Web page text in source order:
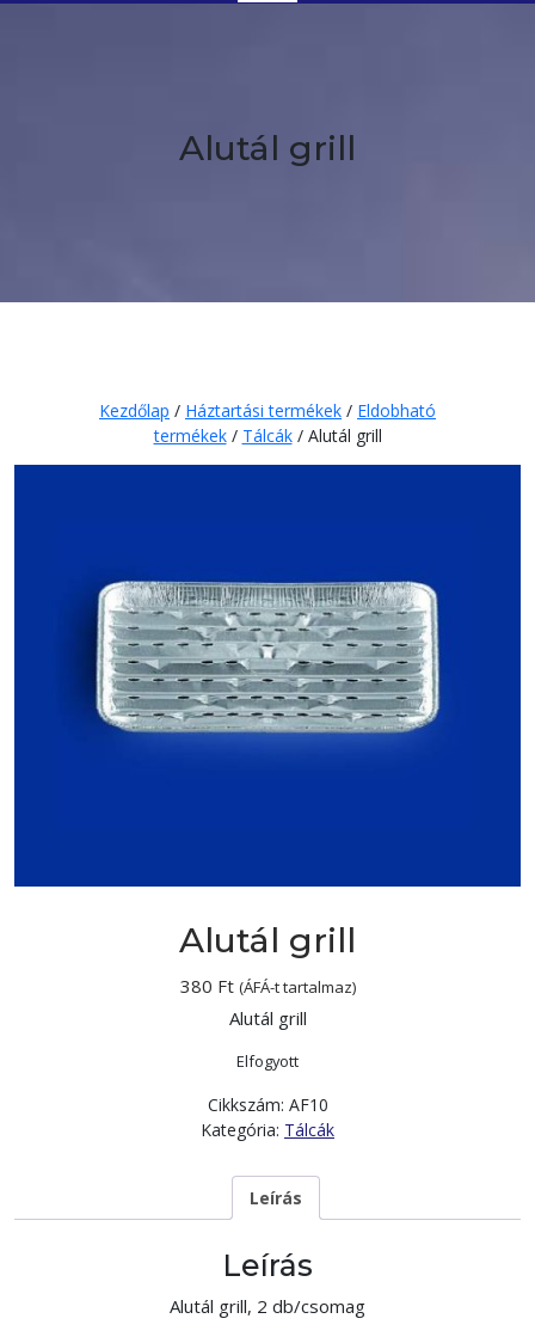
Button
Alutál grill
Kezdőlap / Háztartási termékek / Eldobható
termékek/ Tálcák/ Alutál grill
Alutál grill
380 Ft (ÁFÁ-t tartalmaz)
Alutál grill
Elfogyott
Cikkszám: AF10
Kategória: Tálcák
Leírás
Leírás
Alutál grill, 2 db/csomag